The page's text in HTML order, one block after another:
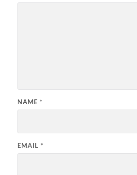
NAME *
EMAIL *